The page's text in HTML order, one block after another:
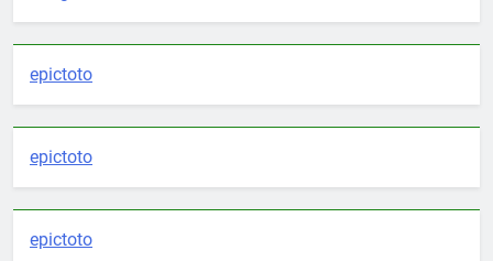
epictoto
epictoto
epictoto